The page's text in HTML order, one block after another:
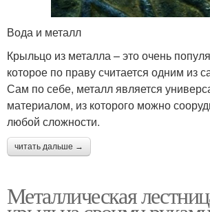
Вода и металл
Крыльцо из металла – это очень
которое по праву считается одним из
Сам по себе, металл является
материалом, из которого можно
любой сложности.
читать дальше →
Металлическая